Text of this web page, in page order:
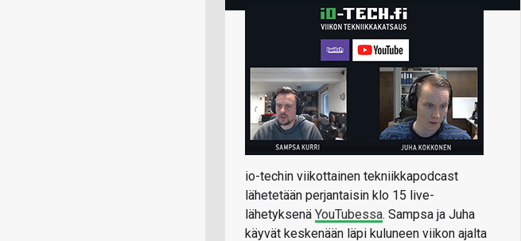
io-techin viikottainen tekniikkapodcast
lähetetään perjantaisin klo 15 live-
lähetyksenä YouTubessa. Sampsa ja Juha
käyvät keskenään läpi kuluneen viikon ajalta